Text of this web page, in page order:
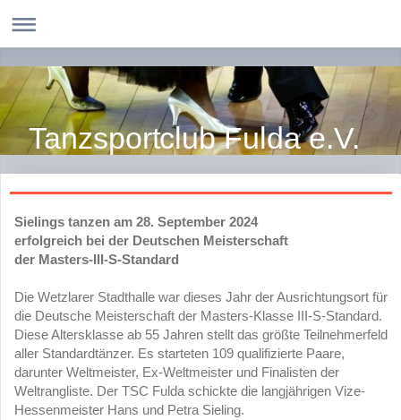
Tanzsportclub Fulda e.V.
Sielings tanzen am 28. September 2024
erfolgreich bei der Deutschen Meisterschaft
der Masters-III-S-Standard
Die Wetzlarer Stadthalle war dieses Jahr der Ausrichtungsort für
die Deutsche Meisterschaft der Masters-Klasse III-S-Standard.
Diese Altersklasse ab 55 Jahren stellt das größte Teilnehmerfeld
aller Standardtänzer. Es starteten 109 qualifizierte Paare,
darunter Weltmeister, Ex-Weltmeister und Finalisten der
Weltrangliste. Der TSC Fulda schickte die langjährigen Vize-
Hessenmeister Hans und Petra Sieling.